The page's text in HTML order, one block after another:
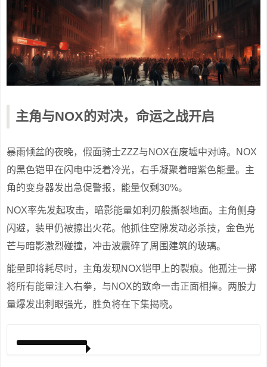
主角与NOX的对决，命运之战开启
暴雨倾盆的夜晚，假面骑士ZZZ与NOX在废墟中对峙。NOX
的黑色铠甲在闪电中泛着冷光，右手凝聚着暗紫色能量。主
角的变身器发出急促警报，能量仅剩30%。
NOX率先发起攻击，暗影能量如利刃般撕裂地面。主角侧身
闪避，装甲仍被擦出火花。他抓住空隙发动必杀技，金色光
芒与暗影激烈碰撞，冲击波震碎了周围建筑的玻璃。
能量即将耗尽时，主角发现NOX铠甲上的裂痕。他孤注一掷
将所有能量注入右拳，与NOX的致命一击正面相撞。两股力
量爆发出刺眼强光，胜负将在下集揭晓。